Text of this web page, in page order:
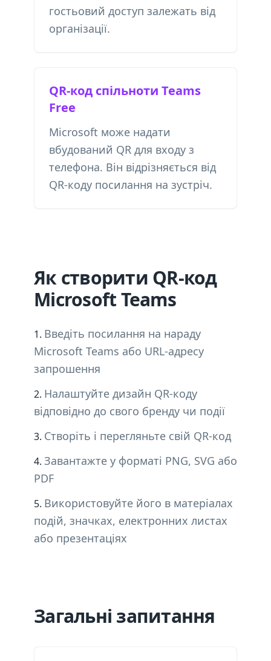
гостьовий доступ залежать від
організації.
QR-код спільноти Teams
Free
Microsoft може надати
вбудований QR для входу з
телефона. Він відрізняється від
QR-коду посилання на зустріч.
Як створити QR-код
Microsoft Teams
Введіть посилання на нараду
Microsoft Teams або URL-адресу
запрошення
Налаштуйте дизайн QR-коду
відповідно до свого бренду чи події
Створіть і перегляньте свій QR-код
Завантажте у форматі PNG, SVG або
PDF
Використовуйте його в матеріалах
подій, значках, електронних листах
або презентаціях
Загальні запитання